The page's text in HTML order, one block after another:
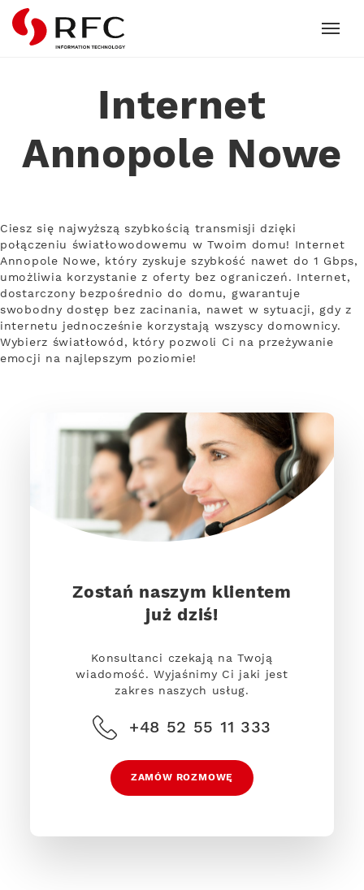
RFC
Internet
Annopole Nowe
Ciesz się najwyższą szybkością transmisji dzięki
połączeniu światłowodowemu w Twoim domu! Internet
Annopole Nowe, który zyskuje szybkość nawet do 1 Gbps,
umożliwia korzystanie z oferty bez ograniczeń. Internet,
dostarczony bezpośrednio do domu, gwarantuje
swobodny dostęp bez zacinania, nawet w sytuacji, gdy z
internetu jednocześnie korzystają wszyscy domownicy.
Wybierz światłowód, który pozwoli Ci na przeżywanie
emocji na najlepszym poziomie!
Zostań naszym klientem
już dziś!
Konsultanci czekają na Twoją
wiadomość. Wyjaśnimy Ci jaki jest
zakres naszych usług.
+48 52 55 11 333
ZAMÓW ROZMOWĘ